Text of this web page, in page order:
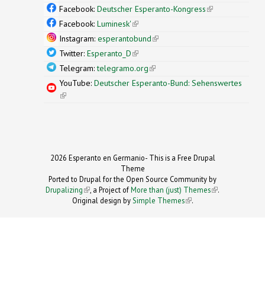
external)
Facebook: Deutscher Esperanto-Kongress(link is
Facebook: Luminesk'(link is external)
Instagram: esperantobund(link is external)
Twitter: Esperanto_D(link is external)
Telegram:telegramo.org(link is external)
YouTube: Deutscher Esperanto-Bund: Sehenswertes
(link is external)
2026 Esperanto en Germanio- This is a Free Drupal
Theme
Ported to Drupal for the Open Source Community by
Drupalizing(link is external)
, a Project ofMore than (just) Themes (link is
.
Original design bySimple Themes
(link is
.